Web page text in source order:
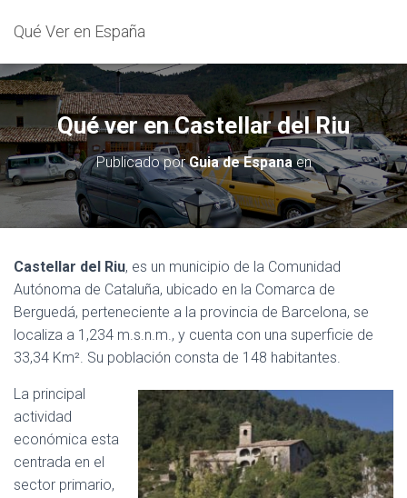
Qué Ver en España
Qué ver en Castellar del Riu
Publicado porGuia de Espanaen
Castellar del Riu, es un municipio de la Comunidad
Autónoma de Cataluña, ubicado en la Comarca de
Berguedá, perteneciente a la provincia de Barcelona, se
localiza a 1,234 m.s.n.m., y cuenta con una superficie de
33,34 Km². Su población consta de 148 habitantes.
La principal
actividad
económica esta
centrada en el
sector primario,